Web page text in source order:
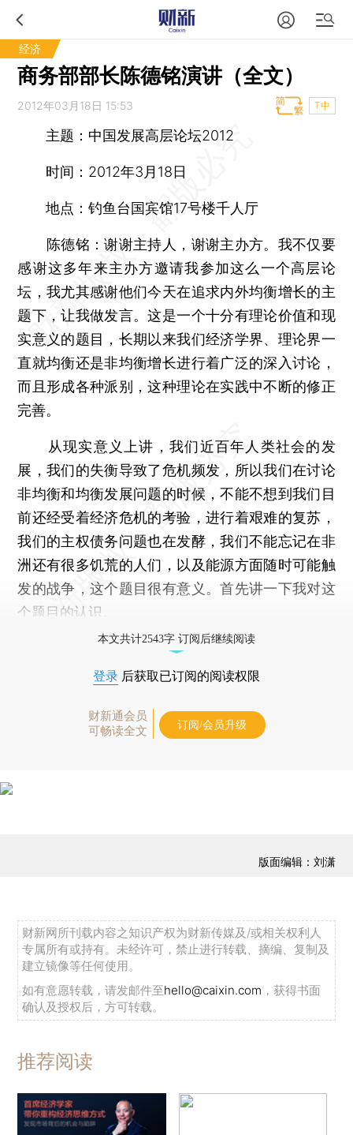
经济
商务部部长陈德铭演讲（全文）
2012年03月18日 15:53 T中
主题：中国发展高层论坛2012
时间：2012年3月18日
地点：钓鱼台国宾馆17号楼千人厅
陈德铭：谢谢主持人，谢谢主办方。我不仅要
感谢这多年来主办方邀请我参加这么一个高层论
坛，我尤其感谢他们今天在追求内外均衡增长的主
题下，让我做发言。这是一个十分有理论价值和现
实意义的题目，长期以来我们经济学界、理论界一
直就均衡还是非均衡增长进行着广泛的深入讨论，
而且形成各种派别，这种理论在实践中不断的修正
完善。
从现实意义上讲，我们近百年人类社会的发
展，我们的失衡导致了危机频发，所以我们在讨论
非均衡和均衡发展问题的时候，不能不想到我们目
前还经受着经济危机的考验，进行着艰难的复苏，
我们的主权债务问题也在发酵，我们不能忘记在非
洲还有很多饥荒的人们，以及能源方面随时可能触
发的战争，这个题目很有意义。首先讲一下我对这
个题目的认识。
本文共计2543字 订阅后继续阅读
登录 后获取已订阅的阅读权限
财新通会员
可畅读全文
订阅/会员升级
版面编辑：刘潇
财新网所刊载内容之知识产权为财新传媒及/或相关权利人
专属所有或持有。未经许可，禁止进行转载、摘编、复制及
建立镜像等任何使用。
如有意愿转载，请发邮件至hello@caixin.com ，获得书面
确认及授权后，方可转载。
推荐阅读